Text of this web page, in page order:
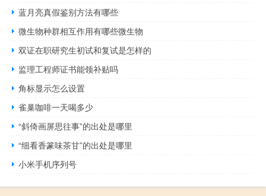
蓝月亮真假鉴别方法有哪些
微生物种群相互作用有哪些微生物
双证在职研究生初试和复试是怎样的
监理工程师证书能领补贴吗
角标显示怎么设置
雀巢咖啡一天喝多少
“斜倚画屏思往事”的出处是哪里
“细看香篆味茶甘”的出处是哪里
小米手机序列号